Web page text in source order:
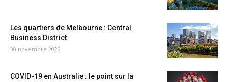
Les quartiers de Melbourne : Central
Business District
30 novembre 2022
COVID-19 en Australie : le point sur la